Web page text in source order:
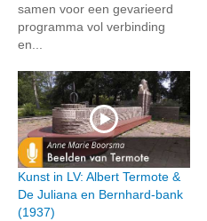
samen voor een gevarieerd
programma vol verbinding
en...
Kunst in LV: Albert Termote &
De Juliana en Bernhard-bank
(1937)